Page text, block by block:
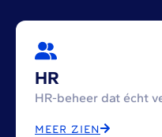
HR
HR-beheer dat écht
MEER ZIEN